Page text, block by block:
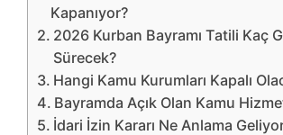
Kapanıyor?
2026 Kurban Bayramı Tatili Kaç
Sürecek?
Hangi Kamu Kurumları Kapalı
Bayramda Açık Olan Kamu
İdari İzin Kararı Ne Anlama